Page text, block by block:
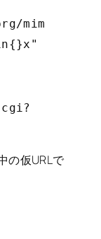
mim
の仮URLで